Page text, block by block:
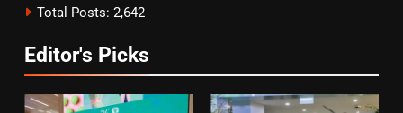
Total Posts: 2,642
Editor's Picks